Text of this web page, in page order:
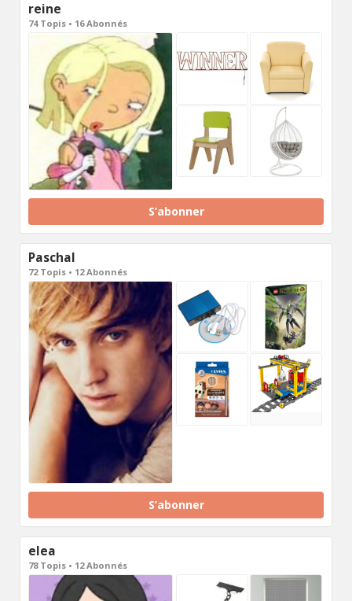
reine
74 Topis • 16 Abonnés
S’abonner
Paschal
72 Topis • 12 Abonnés
S’abonner
elea
78 Topis • 12 Abonnés